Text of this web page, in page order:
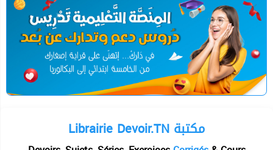
Librairie Devoir.TN مكتبة